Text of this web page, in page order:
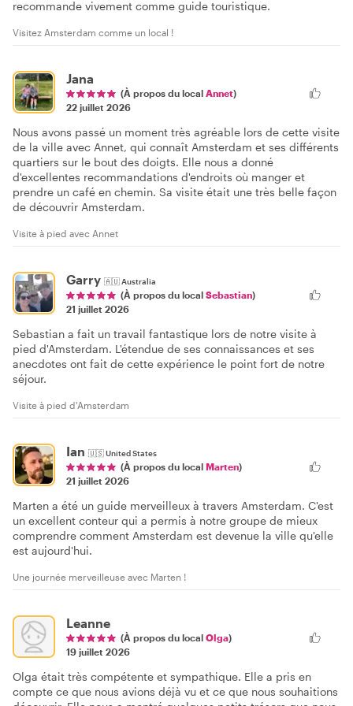
recommande vivement comme guide touristique.
Visitez Amsterdam comme un local !
Jana
(À propos du local Annet)
22 juillet 2026
Nous avons passé un moment très agréable lors de cette visite
de la ville avec Annet, qui connaît Amsterdam et ses différents
quartiers sur le bout des doigts. Elle nous a donné
d'excellentes recommandations d'endroits où manger et
prendre un café en chemin. Sa visite était une très belle façon
de découvrir Amsterdam.
Visite à pied avec Annet
Garry 🇦🇺Australia
(À propos du local Sebastian)
21 juillet 2026
Sebastian a fait un travail fantastique lors de notre visite à
pied d'Amsterdam. L'étendue de ses connaissances et ses
anecdotes ont fait de cette expérience le point fort de notre
séjour.
Visite à pied d'Amsterdam
Ian 🇺🇸United States
(À propos du local Marten)
21 juillet 2026
Marten a été un guide merveilleux à travers Amsterdam. C'est
un excellent conteur qui a permis à notre groupe de mieux
comprendre comment Amsterdam est devenue la ville qu'elle
est aujourd'hui.
Une journée merveilleuse avec Marten !
Leanne
(À propos du local Olga)
19 juillet 2026
Olga était très compétente et sympathique. Elle a pris en
compte ce que nous avions déjà vu et ce que nous souhaitions